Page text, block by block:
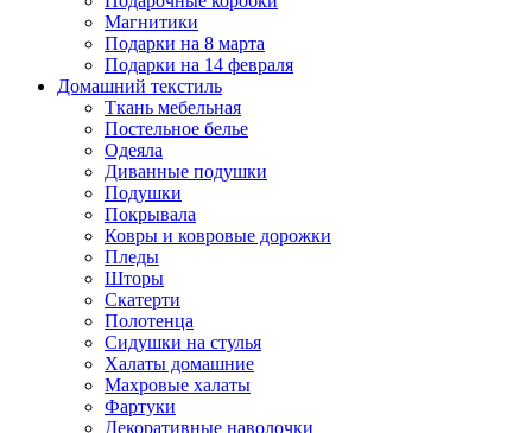
Магнитики
Подарки на 8 марта
Подарки на 14 февраля
Домашний текстиль
Ткань мебельная
Постельное белье
Одеяла
Диванные подушки
Подушки
Покрывала
Ковры и ковровые дорожки
Пледы
Шторы
Скатерти
Полотенца
Сидушки на стулья
Халаты домашние
Махровые халаты
Фартуки
Декоративные наволочки